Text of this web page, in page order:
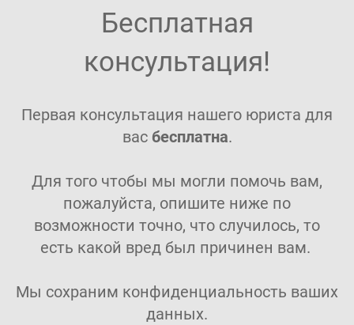
Бесплатная
консультация!
Первая консультация нашего юриста для
вас бесплатна.
Для того чтобы мы могли помочь вам,
пожалуйста, опишите ниже по
возможности точно, что случилось, то
есть какой вред был причинен вам.
Мы сохраним конфиденциальность ваших
данных.